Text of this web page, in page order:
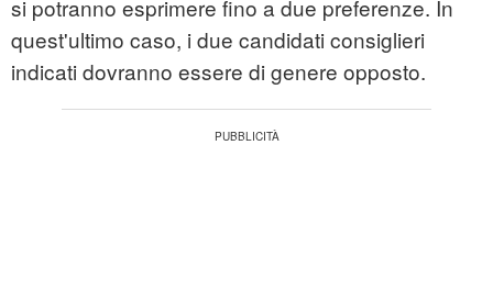
si potranno esprimere fino a due preferenze. In
quest'ultimo caso, i due candidati consiglieri
indicati dovranno essere di genere opposto.